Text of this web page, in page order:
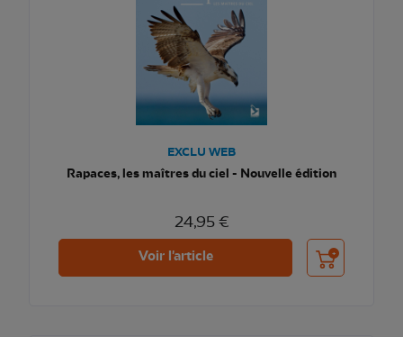
EXCLU WEB
Rapaces, les maîtres du ciel - Nouvelle édition
24,95 €
Voir l'article Ajouter au